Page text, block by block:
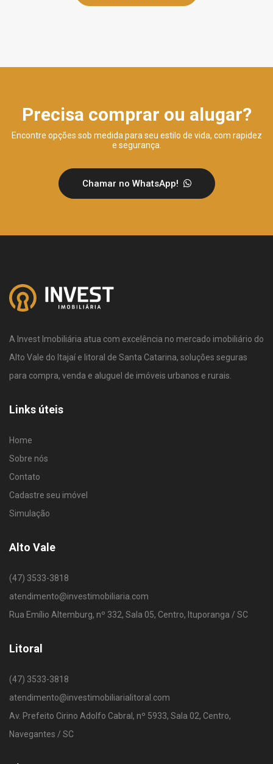
Precisa comprar ou alugar?
Encontre opções sob medida para seu estilo de vida, com rapidez
e segurança.
Chamar no WhatsApp!
A Invest Imobiliária atua com excelência no mercado imobiliário do
Alto Vale do Itajaí e litoral de Santa Catarina, soluções seguras
para compra, venda e aluguel de imóveis urbanos e rurais.
Links úteis
Home
Sobre nós
Contato
Cadastre seu imóvel
Simulação
Alto Vale
(47) 3533-3818
atendimento@investimobiliaria.com
Rua Emílio Altemburg, nº 332, Sala 05, Centro, Ituporanga / SC
Litoral
(47) 3533-3818
atendimento@investimobiliarialitoral.com
Av. Prefeito Cirino Adolfo Cabral, nº 5933, Sala 02, Centro,
Navegantes / SC